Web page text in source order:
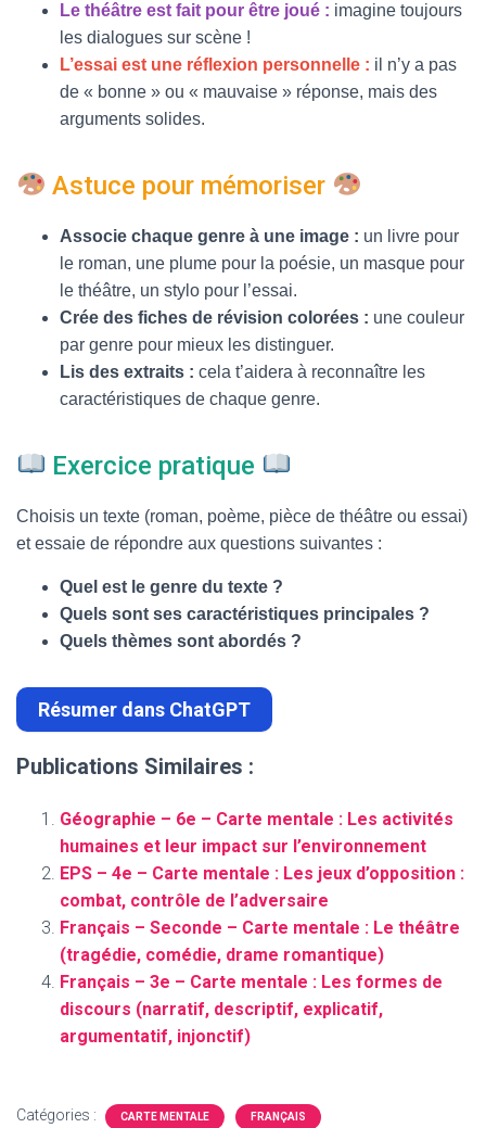
Le théâtre est fait pour être joué : imagine toujours
les dialogues sur scène !
L’essai est une réflexion personnelle : il n’y a pas
de « bonne » ou « mauvaise » réponse, mais des
arguments solides.
Astuce pour mémoriser
Associe chaque genre à une image : un livre pour
le roman, une plume pour la poésie, un masque pour
le théâtre, un stylo pour l’essai.
Crée des fiches de révision colorées : une couleur
par genre pour mieux les distinguer.
Lis des extraits : cela t’aidera à reconnaître les
caractéristiques de chaque genre.
Exercice pratique
Choisis un texte (roman, poème, pièce de théâtre ou essai)
et essaie de répondre aux questions suivantes :
Quel est le genre du texte ?
Quels sont ses caractéristiques principales ?
Quels thèmes sont abordés ?
Résumer dans ChatGPT
Publications Similaires :
Géographie – 6e – Carte mentale : Les activités
humaines et leur impact sur l’environnement
EPS – 4e – Carte mentale : Les jeux d’opposition :
combat, contrôle de l’adversaire
Français – Seconde – Carte mentale : Le théâtre
(tragédie, comédie, drame romantique)
Français – 3e – Carte mentale : Les formes de
discours (narratif, descriptif, explicatif,
argumentatif, injonctif)
Catégories : CARTE MENTALE FRANÇAIS